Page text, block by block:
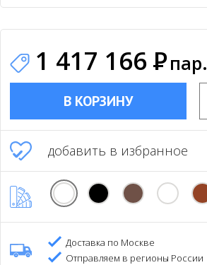
1 417 166Рпар.
В КОРЗИНУ
добавить в избранное
Доставка по Москве
Отправляем в регионы России